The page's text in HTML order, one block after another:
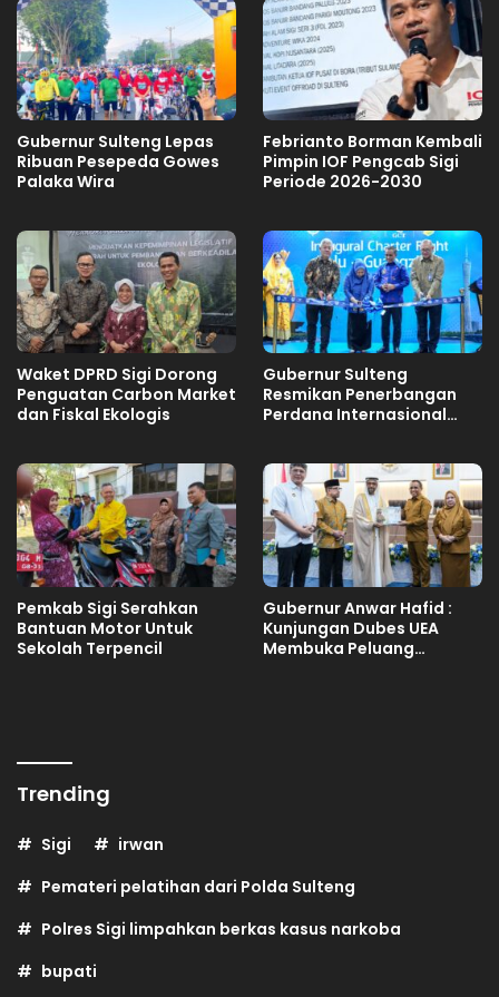
Gubernur Sulteng Lepas
Ribuan Pesepeda Gowes
Palaka Wira
Febrianto Borman Kembali
Pimpin IOF Pengcab Sigi
Periode 2026-2030
Waket DPRD Sigi Dorong
Penguatan Carbon Market
dan Fiskal Ekologis
Gubernur Sulteng
Resmikan Penerbangan
Perdana Internasional
Pemkab Sigi Serahkan
Bantuan Motor Untuk
Sekolah Terpencil
Gubernur Anwar Hafid :
Kunjungan Dubes UEA
Membuka Peluang
Trending
Sigi
irwan
Pemateri pelatihan dari Polda Sulteng
Polres Sigi limpahkan berkas kasus narkoba
bupati